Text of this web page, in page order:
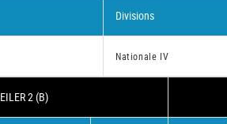
Divisions
Nationale IV
2 (B)